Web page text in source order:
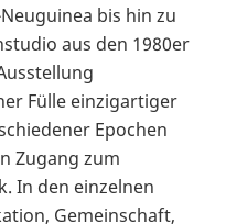
bis hin zu
aus den 1980er
Fülle einzigartiger
Epochen
Zugang zum
In den einzelnen
Gemeinschaft,